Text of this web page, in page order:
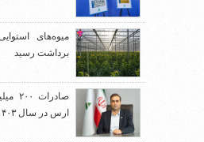
میوه‌های
برداشت رسید
ارس در سال ۱۴۰۳